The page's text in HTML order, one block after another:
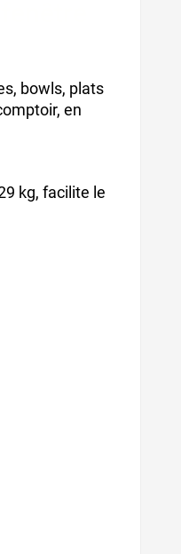
bowls, plats
en
kg, facilite le